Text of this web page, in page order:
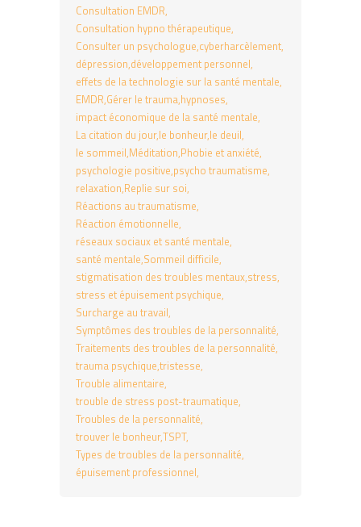
Consultation EMDR
Consultation hypno thérapeutique
Consulter un psychologue cyberharcèlement
dépression développement personnel
effets de la technologie sur la santé mentale
EMDR Gérer le trauma hypnoses
impact économique de la santé mentale
La citation du jour le bonheur le deuil
le sommeil Méditation Phobie et anxiété
psychologie positive psycho traumatisme
relaxation Replie sur soi
Réactions au traumatisme
Réaction émotionnelle
réseaux sociaux et santé mentale
santé mentale Sommeil difficile
stigmatisation des troubles mentaux stress
stress et épuisement psychique
Surcharge au travail
Symptômes des troubles de la personnalité
Traitements des troubles de la personnalité
trauma psychique tristesse
Trouble alimentaire
trouble de stress post-traumatique
Troubles de la personnalité
trouver le bonheurTSPT
Types de troubles de la personnalité
épuisement professionnel